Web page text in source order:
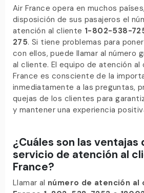
Air France opera en muchos
disposición de sus pasajeros el
atención al cliente 1-802-538-
275. Si tiene problemas para
con ellos, puede llamar al número
al cliente. El equipo de atención al
France es consciente de la
inmediatamente a las preguntas,
quejas de los clientes para
y mantener una experiencia
¿Cuáles son las ventajas
servicio de atención al
France?
Llamar al número de atención al